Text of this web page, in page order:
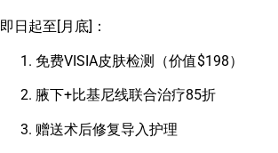
即日起至[月底]：
免费VISIA皮肤检测（价值$198）
腋下+比基尼线联合治疗85折
赠送术后修复导入护理